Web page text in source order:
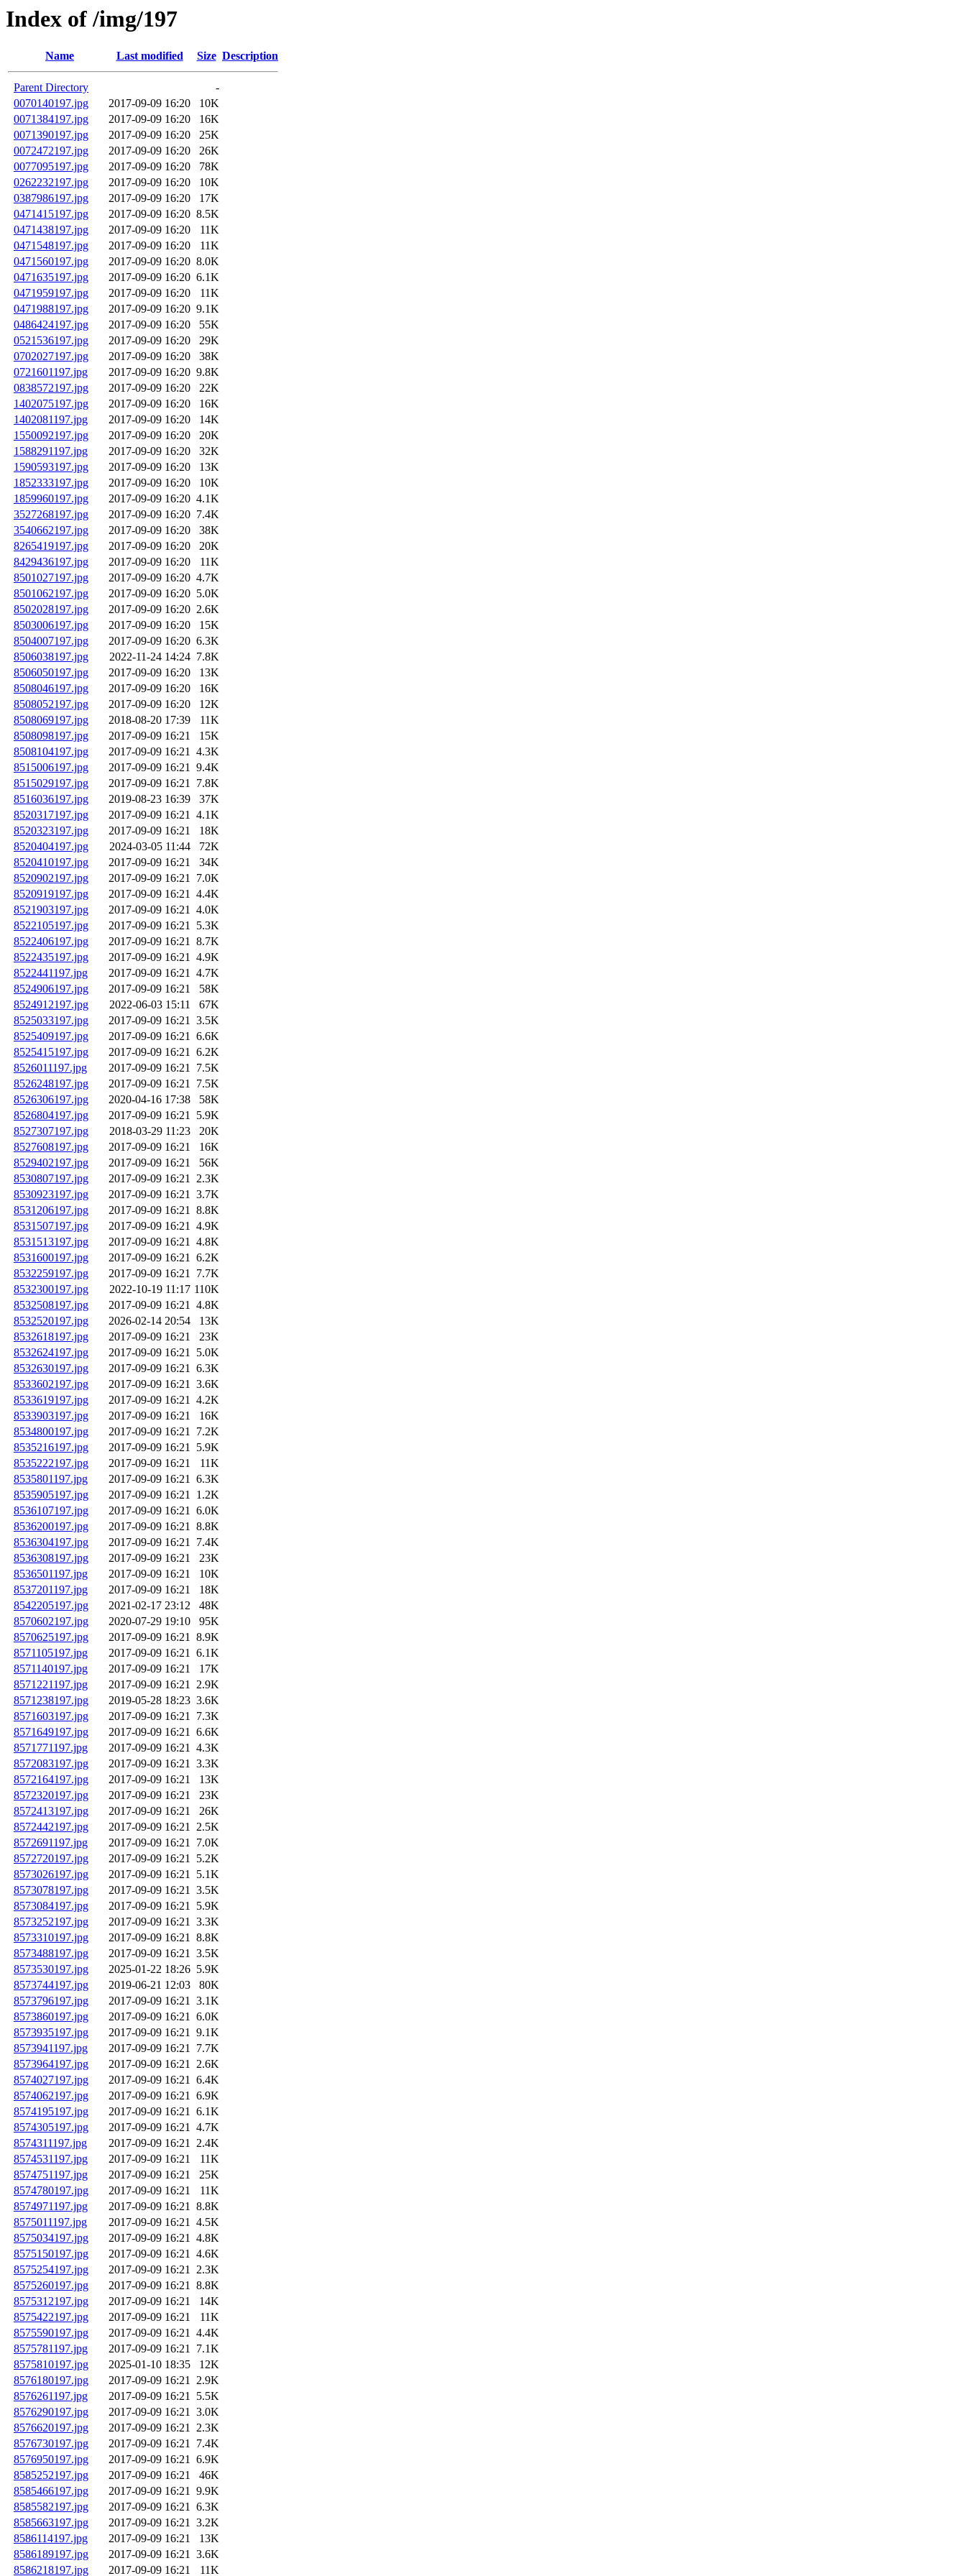
Index of /img/197
Name Last modified Size Description
Parent Directory
-
0070140197.jpg
2017-09-09 16:20
10K
0071384197.jpg
2017-09-09 16:20
16K
0071390197.jpg
2017-09-09 16:20
25K
0072472197.jpg
2017-09-09 16:20
26K
0077095197.jpg
2017-09-09 16:20
78K
0262232197.jpg
2017-09-09 16:20
10K
0387986197.jpg
2017-09-09 16:20
17K
0471415197.jpg
2017-09-09 16:20 8.5K
0471438197.jpg
2017-09-09 16:20
11K
0471548197.jpg
2017-09-09 16:20
11K
0471560197.jpg
2017-09-09 16:20 8.0K
0471635197.jpg
2017-09-09 16:20 6.1K
0471959197.jpg
2017-09-09 16:20
11K
0471988197.jpg
2017-09-09 16:20 9.1K
0486424197.jpg
2017-09-09 16:20
55K
0521536197.jpg
2017-09-09 16:20
29K
0702027197.jpg
2017-09-09 16:20
38K
0721601197.jpg
2017-09-09 16:20 9.8K
0838572197.jpg
2017-09-09 16:20
22K
1402075197.jpg
2017-09-09 16:20
16K
1402081197.jpg
2017-09-09 16:20
14K
1550092197.jpg
2017-09-09 16:20
20K
1588291197.jpg
2017-09-09 16:20
32K
1590593197.jpg
2017-09-09 16:20
13K
1852333197.jpg
2017-09-09 16:20
10K
1859960197.jpg
2017-09-09 16:20 4.1K
3527268197.jpg
2017-09-09 16:20 7.4K
3540662197.jpg
2017-09-09 16:20
38K
8265419197.jpg
2017-09-09 16:20
20K
8429436197.jpg
2017-09-09 16:20
11K
8501027197.jpg
2017-09-09 16:20 4.7K
8501062197.jpg
2017-09-09 16:20 5.0K
8502028197.jpg
2017-09-09 16:20 2.6K
8503006197.jpg
2017-09-09 16:20
15K
8504007197.jpg
2017-09-09 16:20 6.3K
8506038197.jpg
2022-11-24 14:24 7.8K
8506050197.jpg
2017-09-09 16:20
13K
8508046197.jpg
2017-09-09 16:20
16K
8508052197.jpg
2017-09-09 16:20
12K
8508069197.jpg
2018-08-20 17:39
11K
8508098197.jpg
2017-09-09 16:21
15K
8508104197.jpg
2017-09-09 16:21 4.3K
8515006197.jpg
2017-09-09 16:21 9.4K
8515029197.jpg
2017-09-09 16:21 7.8K
8516036197.jpg
2019-08-23 16:39
37K
8520317197.jpg
2017-09-09 16:21 4.1K
8520323197.jpg
2017-09-09 16:21
18K
8520404197.jpg
2024-03-05 11:44
72K
8520410197.jpg
2017-09-09 16:21
34K
8520902197.jpg
2017-09-09 16:21 7.0K
8520919197.jpg
2017-09-09 16:21 4.4K
8521903197.jpg
2017-09-09 16:21 4.0K
8522105197.jpg
2017-09-09 16:21 5.3K
8522406197.jpg
2017-09-09 16:21 8.7K
8522435197.jpg
2017-09-09 16:21 4.9K
8522441197.jpg
2017-09-09 16:21 4.7K
8524906197.jpg
2017-09-09 16:21
58K
8524912197.jpg
2022-06-03 15:11
67K
8525033197.jpg
2017-09-09 16:21 3.5K
8525409197.jpg
2017-09-09 16:21 6.6K
8525415197.jpg
2017-09-09 16:21 6.2K
8526011197.jpg
2017-09-09 16:21 7.5K
8526248197.jpg
2017-09-09 16:21 7.5K
8526306197.jpg
2020-04-16 17:38
58K
8526804197.jpg
2017-09-09 16:21 5.9K
8527307197.jpg
2018-03-29 11:23
20K
8527608197.jpg
2017-09-09 16:21
16K
8529402197.jpg
2017-09-09 16:21
56K
8530807197.jpg
2017-09-09 16:21 2.3K
8530923197.jpg
2017-09-09 16:21 3.7K
8531206197.jpg
2017-09-09 16:21 8.8K
8531507197.jpg
2017-09-09 16:21 4.9K
8531513197.jpg
2017-09-09 16:21 4.8K
8531600197.jpg
2017-09-09 16:21 6.2K
8532259197.jpg
2017-09-09 16:21 7.7K
8532300197.jpg
2022-10-19 11:17 110K
8532508197.jpg
2017-09-09 16:21 4.8K
8532520197.jpg
2026-02-14 20:54
13K
8532618197.jpg
2017-09-09 16:21
23K
8532624197.jpg
2017-09-09 16:21 5.0K
8532630197.jpg
2017-09-09 16:21 6.3K
8533602197.jpg
2017-09-09 16:21 3.6K
8533619197.jpg
2017-09-09 16:21 4.2K
8533903197.jpg
2017-09-09 16:21
16K
8534800197.jpg
2017-09-09 16:21 7.2K
8535216197.jpg
2017-09-09 16:21 5.9K
8535222197.jpg
2017-09-09 16:21
11K
8535801197.jpg
2017-09-09 16:21 6.3K
8535905197.jpg
2017-09-09 16:21 1.2K
8536107197.jpg
2017-09-09 16:21 6.0K
8536200197.jpg
2017-09-09 16:21 8.8K
8536304197.jpg
2017-09-09 16:21 7.4K
8536308197.jpg
2017-09-09 16:21
23K
8536501197.jpg
2017-09-09 16:21
10K
8537201197.jpg
2017-09-09 16:21
18K
8542205197.jpg
2021-02-17 23:12
48K
8570602197.jpg
2020-07-29 19:10
95K
8570625197.jpg
2017-09-09 16:21 8.9K
8571105197.jpg
2017-09-09 16:21 6.1K
8571140197.jpg
2017-09-09 16:21
17K
8571221197.jpg
2017-09-09 16:21 2.9K
8571238197.jpg
2019-05-28 18:23 3.6K
8571603197.jpg
2017-09-09 16:21 7.3K
8571649197.jpg
2017-09-09 16:21 6.6K
8571771197.jpg
2017-09-09 16:21 4.3K
8572083197.jpg
2017-09-09 16:21 3.3K
8572164197.jpg
2017-09-09 16:21
13K
8572320197.jpg
2017-09-09 16:21
23K
8572413197.jpg
2017-09-09 16:21
26K
8572442197.jpg
2017-09-09 16:21 2.5K
8572691197.jpg
2017-09-09 16:21 7.0K
8572720197.jpg
2017-09-09 16:21 5.2K
8573026197.jpg
2017-09-09 16:21 5.1K
8573078197.jpg
2017-09-09 16:21 3.5K
8573084197.jpg
2017-09-09 16:21 5.9K
8573252197.jpg
2017-09-09 16:21 3.3K
8573310197.jpg
2017-09-09 16:21 8.8K
8573488197.jpg
2017-09-09 16:21 3.5K
8573530197.jpg
2025-01-22 18:26 5.9K
8573744197.jpg
2019-06-21 12:03
80K
8573796197.jpg
2017-09-09 16:21 3.1K
8573860197.jpg
2017-09-09 16:21 6.0K
8573935197.jpg
2017-09-09 16:21 9.1K
8573941197.jpg
2017-09-09 16:21 7.7K
8573964197.jpg
2017-09-09 16:21 2.6K
8574027197.jpg
2017-09-09 16:21 6.4K
8574062197.jpg
2017-09-09 16:21 6.9K
8574195197.jpg
2017-09-09 16:21 6.1K
8574305197.jpg
2017-09-09 16:21 4.7K
8574311197.jpg
2017-09-09 16:21 2.4K
8574531197.jpg
2017-09-09 16:21
11K
8574751197.jpg
2017-09-09 16:21
25K
8574780197.jpg
2017-09-09 16:21
11K
8574971197.jpg
2017-09-09 16:21 8.8K
8575011197.jpg
2017-09-09 16:21 4.5K
8575034197.jpg
2017-09-09 16:21 4.8K
8575150197.jpg
2017-09-09 16:21 4.6K
8575254197.jpg
2017-09-09 16:21 2.3K
8575260197.jpg
2017-09-09 16:21 8.8K
8575312197.jpg
2017-09-09 16:21
14K
8575422197.jpg
2017-09-09 16:21
11K
8575590197.jpg
2017-09-09 16:21 4.4K
8575781197.jpg
2017-09-09 16:21 7.1K
8575810197.jpg
2025-01-10 18:35
12K
8576180197.jpg
2017-09-09 16:21 2.9K
8576261197.jpg
2017-09-09 16:21 5.5K
8576290197.jpg
2017-09-09 16:21 3.0K
8576620197.jpg
2017-09-09 16:21 2.3K
8576730197.jpg
2017-09-09 16:21 7.4K
8576950197.jpg
2017-09-09 16:21 6.9K
8585252197.jpg
2017-09-09 16:21
46K
8585466197.jpg
2017-09-09 16:21 9.9K
8585582197.jpg
2017-09-09 16:21 6.3K
8585663197.jpg
2017-09-09 16:21 3.2K
8586114197.jpg
2017-09-09 16:21
13K
8586189197.jpg
2017-09-09 16:21 3.6K
8586218197.jpg
2017-09-09 16:21 11K